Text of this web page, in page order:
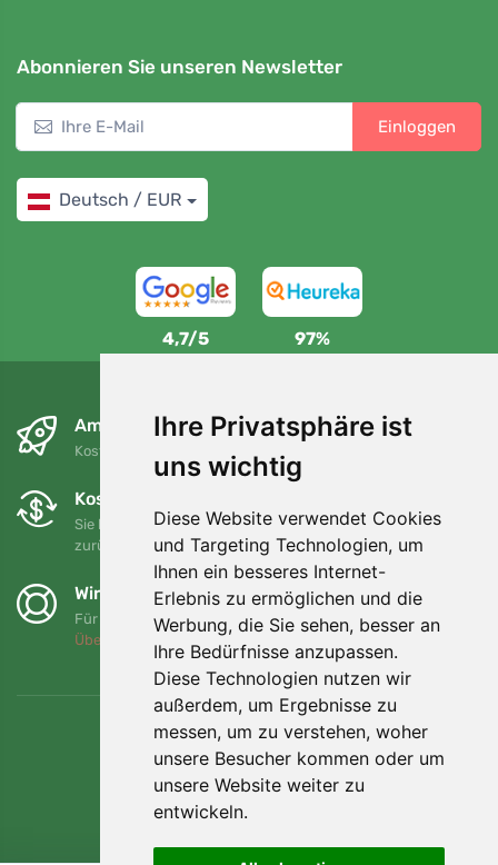
Ihre Privatsphäre ist
uns wichtig
Diese Website verwendet Cookies
und Targeting Technologien, um
Ihnen ein besseres Internet-
Erlebnis zu ermöglichen und die
Werbung, die Sie sehen, besser an
Ihre Bedürfnisse anzupassen.
Diese Technologien nutzen wir
außerdem, um Ergebnisse zu
messen, um zu verstehen, woher
unsere Besucher kommen oder um
unsere Website weiter zu
entwickeln.
Abonnieren Sie unseren Newsletter
Einloggen
Deutsch / EUR
4,7/5 97%
Am nächsten Tag und kostenlos
Kostenloser Versand für Bestellungen über 80 EUR
Kostenloser Umtausch und Rückgabe
Sie können Ihre Bestellung jederzeit innerhalb von 90 Tagen
zurückgeben oder umtauschen.
Wir unterstützen Trees.org
Für jede Bestellung pflanzen wir einen Baum! Mehr lesen
Über uns